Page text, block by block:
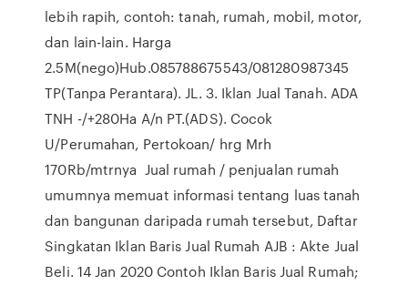
lebih rapih, contoh: tanah, rumah, mobil, motor,
dan lain-lain. Harga
2.5M(nego)Hub.085788675543/081280987345
TP(Tanpa Perantara). JL. 3. Iklan Jual Tanah. ADA
TNH -/+280Ha A/n PT.(ADS). Cocok
U/Perumahan, Pertokoan/ hrg Mrh
170Rb/mtrnya Jual rumah / penjualan rumah
umumnya memuat informasi tentang luas tanah
dan bangunan daripada rumah tersebut, Daftar
Singkatan Iklan Baris Jual Rumah AJB : Akte Jual
Beli. 14 Jan 2020 Contoh Iklan Baris Jual Rumah;